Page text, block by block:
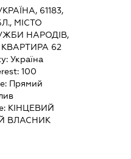
61183,
МІСТО
НАРОДІВ,
62
Україна
100
Прямий
КІНЦЕВИЙ
ВЛАСНИК